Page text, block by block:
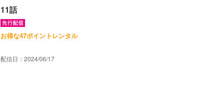
11話
お得な47ポイントレンタル
配信日：2024/06/17